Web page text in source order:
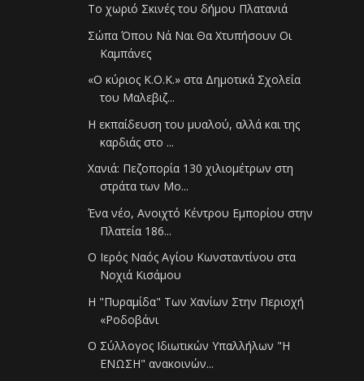
Το χωριό Σκινές του δήμου Πλατανιά
Σώπα Όπου Νά Ναι Θα Χτυπήσουν Οι
Καμπάνες
«Ο κύριος Κ.Ο.Κ.» στα Δημοτικά Σχολεία
του Μαλεβιζ...
Η εκπαίδευση του μυαλού, αλλά και της
καρδιάς στο ...
Χανιά: Πεζοπορία 130 χιλιομέτρων στη
στράτα των Μο...
Ένα νέο, Ανοιχτό Κέντρου Εμπορίου στην
Πλατεία 186...
Ο Ιερός Ναός Αγίου Κωνσταντίνου στα
Νοχιά Κισάμου
Η "Πυραμίδα" Των Χανίων Στην Περιοχή
«Ροδοβάνι
Ο Σύλλογος Ιδιωτικών Υπαλλήλων "Η
ΕΝΩΣΗ" ανακοινών...